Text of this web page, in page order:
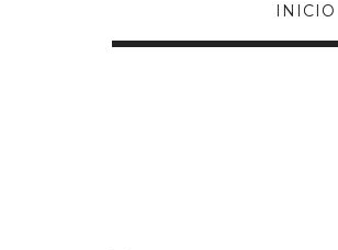
INICIO